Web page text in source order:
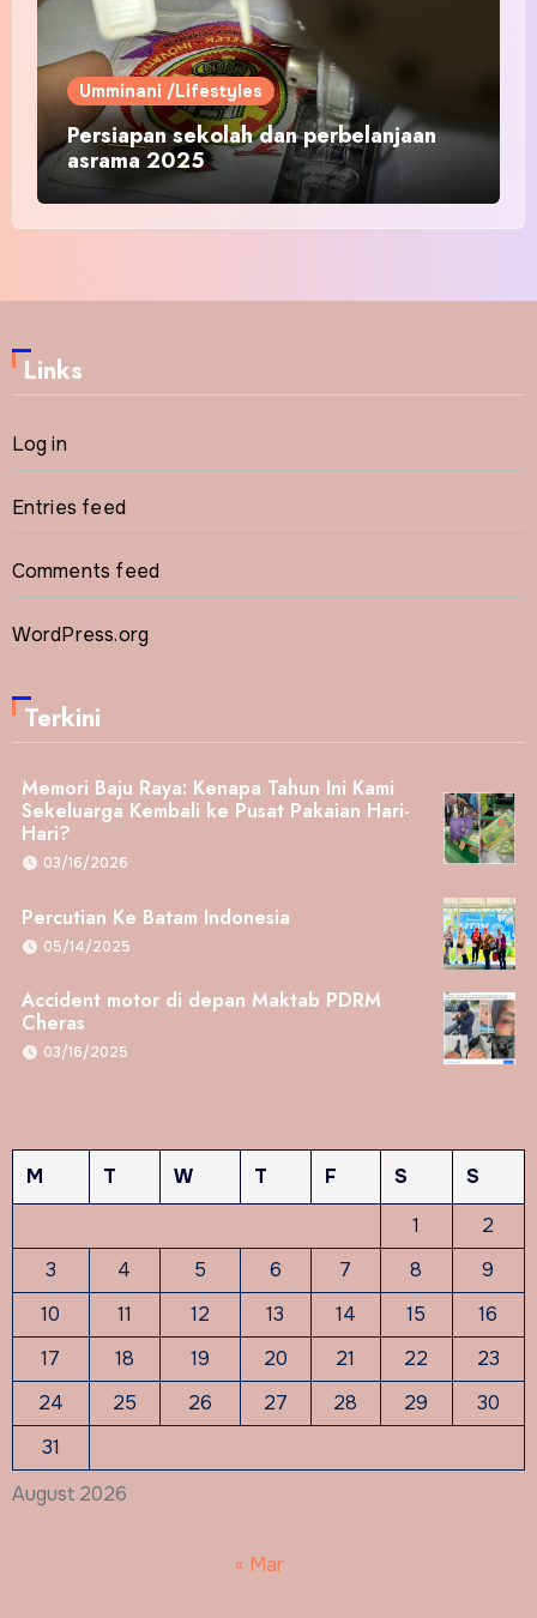
Umminani /Lifestyles
Persiapan sekolah dan perbelanjaan
asrama 2025
Links
Log in
Entries feed
Comments feed
WordPress.org
Terkini
Memori Baju Raya: Kenapa Tahun Ini Kami
Sekeluarga Kembali ke Pusat Pakaian Hari-
Hari?
03/16/2026
Percutian Ke Batam Indonesia
05/14/2025
Accident motor di depan Maktab PDRM
Cheras
03/16/2025
August 2026
M T W T F S
S
1
2
3
4 5 6 7 8
9
10
11 12 13 14 15
16
17
18 19 20 21 22
23
24
25 26 27 28 29
30
31
« Mar